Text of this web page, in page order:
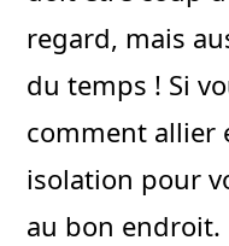
regard, mais
du temps ! Si
comment allier
isolation pour
au bon endroit.